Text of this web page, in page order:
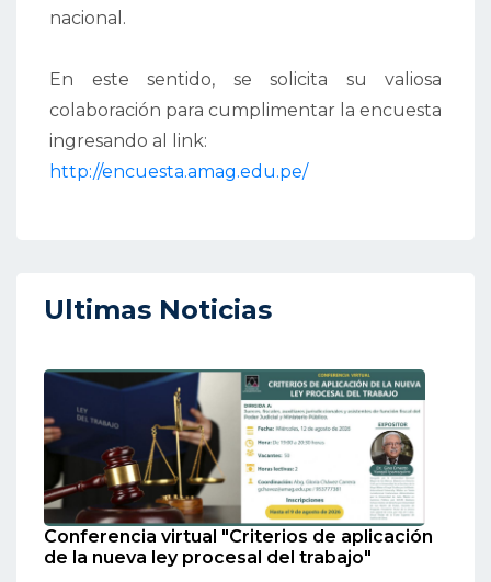
nacional.
En este sentido, se solicita su valiosa
colaboración para cumplimentar la encuesta
ingresando al link:
http://encuesta.amag.edu.pe/
Ultimas Noticias
Conferencia virtual "Criterios de aplicación
de la nueva ley procesal del trabajo"